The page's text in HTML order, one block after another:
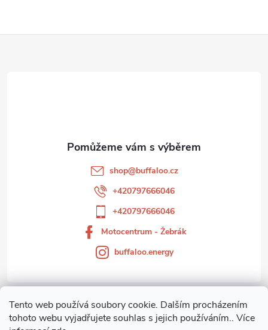
Tento web používá soubory cookie. Dalším procházením
tohoto webu vyjadřujete souhlas s jejich používáním.. Více
Zákaznický servis
shop@buffaloo.cz
+420797666046
+420797666046
Motocentrum - Žebrák
buffaloo.energy